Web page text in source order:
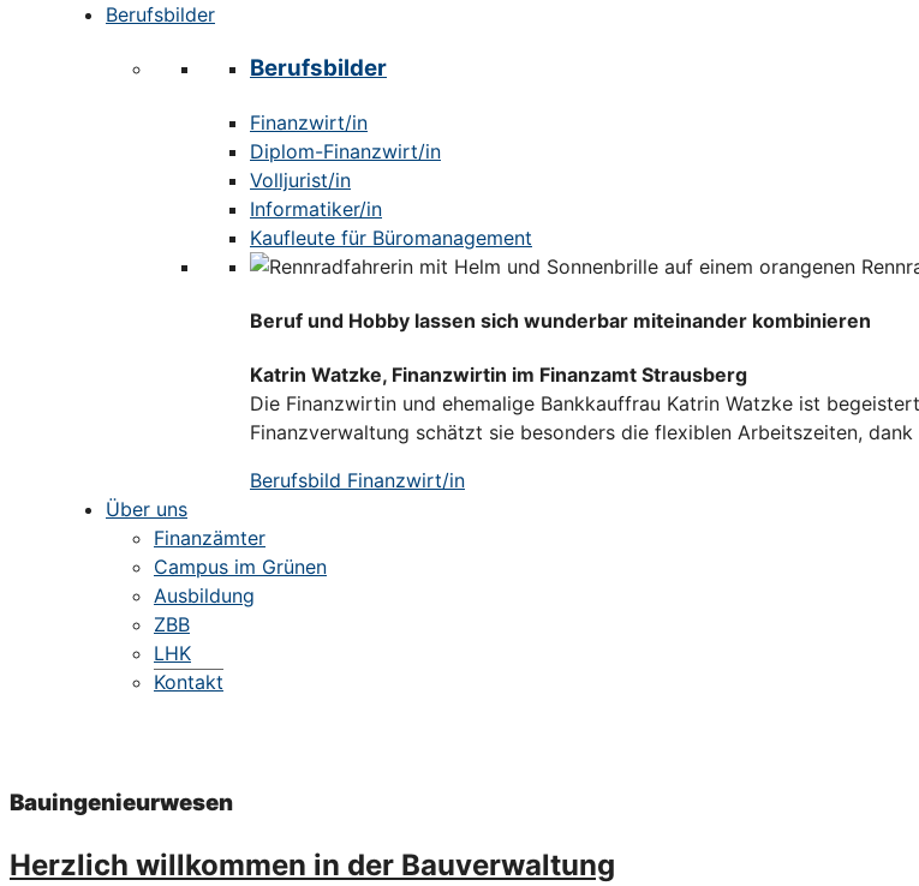
Berufsbilder
Berufsbilder
Finanzwirt/in
Diplom-Finanzwirt/in
Volljurist/in
Informatiker/in
Kaufleute für Büromanagement
Beruf und Hobby lassen sich wunderbar miteinander kombinieren
Katrin Watzke, Finanzwirtin im Finanzamt Strausberg
Die Finanzwirtin und ehemalige Bankkauffrau Katrin Watzke ist
Finanzverwaltung schätzt sie besonders die flexiblen Arbeitszeiten,
Berufsbild Finanzwirt/in
Über uns
Finanzämter
Campus im Grünen
Ausbildung
ZBB
LHK
Kontakt
Bauingenieurwesen
Herzlich willkommen in der Bauverwaltung